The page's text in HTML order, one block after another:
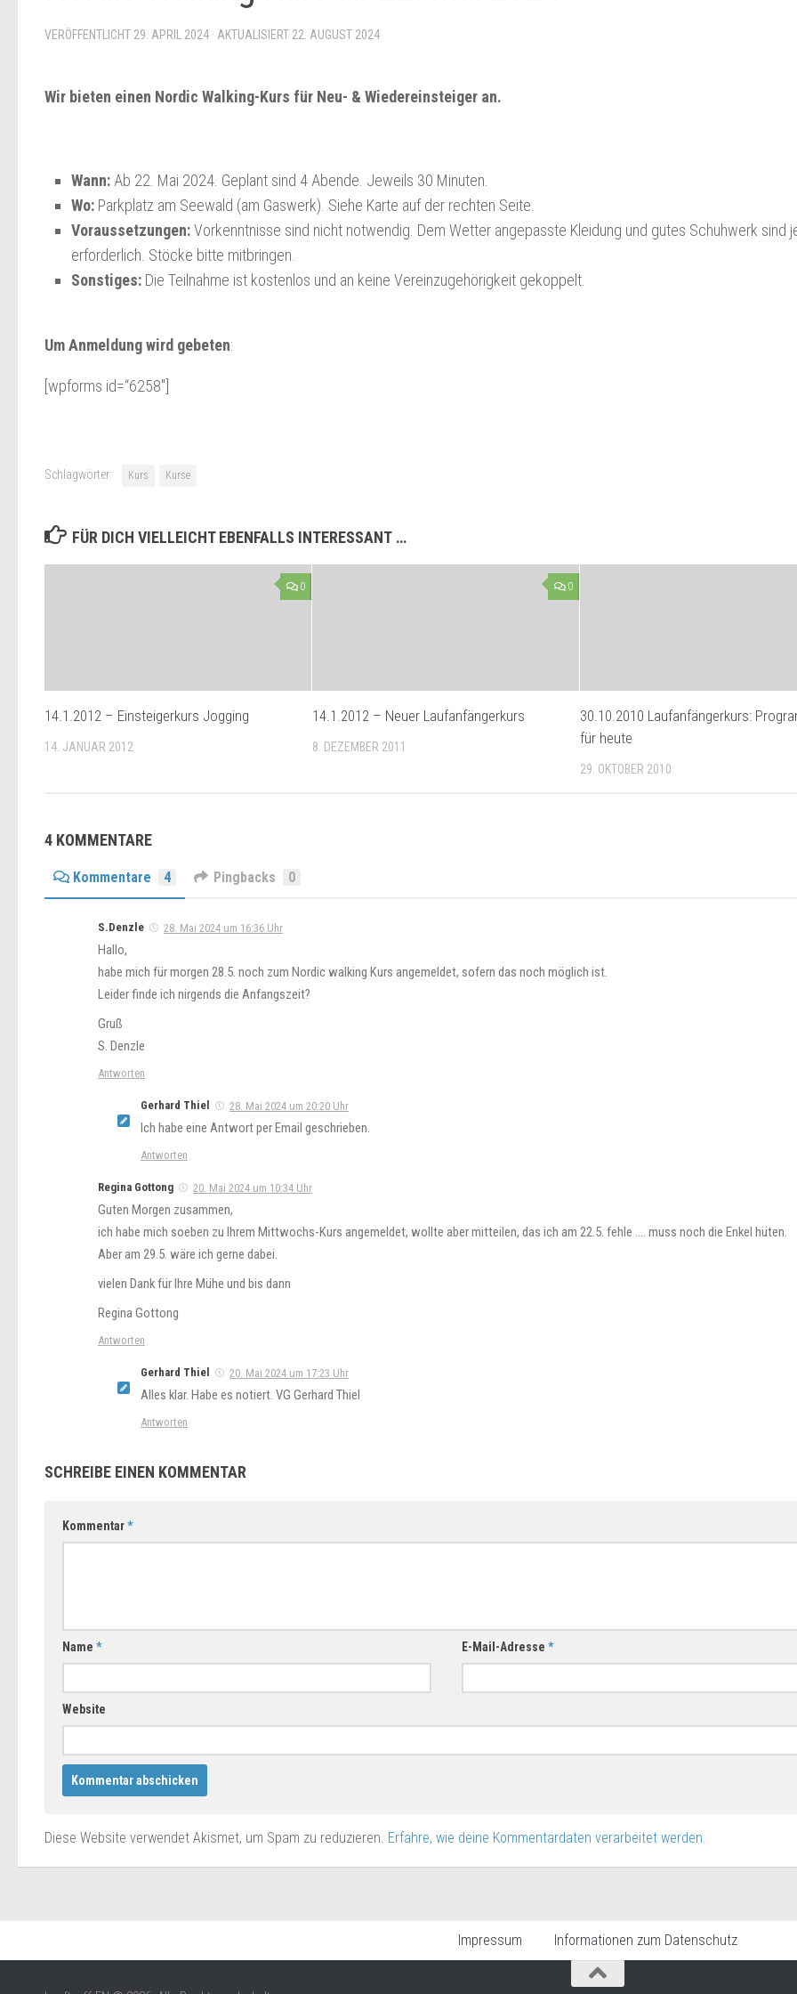
VERÖFFENTLICHT 29. APRIL 2024 · AKTUALISIERT 22. AUGUST 2024
Wir bieten einen Nordic Walking-Kurs für Neu- & Wiedereinsteiger an.
Wann:Ab 22. Mai 2024. Geplant sind 4 Abende. Jeweils 30 Minuten.
Wo: Parkplatz am Seewald (am Gaswerk). Siehe Karte auf der rechten Seite.
Voraussetzungen:Vorkenntnisse sind nicht notwendig. Dem Wetter angepasste Kleidung und gutes Schuhwerk sind
erforderlich. Stöcke bitte mitbringen.
Sonstiges: Die Teilnahme ist kostenlos und an keine Vereinzugehörigkeit gekoppelt.
Um Anmeldung wird gebeten:
[wpforms id=“6258″]
Schlagwörter: Kurs Kurse
FÜR DICH VIELLEICHT EBENFALLS INTERESSANT …
0
14.1.2012 – Einsteigerkurs Jogging
14. JANUAR 2012
0
14.1.2012 – Neuer Laufanfängerkurs
8. DEZEMBER 2011
30.10.2010 Laufanfängerkurs:
für heute
29. OKTOBER 2010
4 KOMMENTARE
Kommentare 4 Pingbacks 0
S.Denzle 28. Mai 2024 um 16:36 Uhr
Hallo,
habe mich für morgen 28.5. noch zum Nordic walking Kurs angemeldet, sofern das noch möglich ist.
Leider finde ich nirgends die Anfangszeit?
Gruß
S. Denzle
Antworten
Gerhard Thiel 28. Mai 2024 um 20:20 Uhr
Ich habe eine Antwort per Email geschrieben.
Antworten
Regina Gottong 20. Mai 2024 um 10:34 Uhr
Guten Morgen zusammen,
ich habe mich soeben zu Ihrem Mittwochs-Kurs angemeldet, wollte aber mitteilen, das ich am 22.5. fehle …. muss noch die Enkel hüten.
Aber am 29.5. wäre ich gerne dabei.
vielen Dank für Ihre Mühe und bis dann
Regina Gottong
Antworten
Gerhard Thiel 20. Mai 2024 um 17:23 Uhr
Alles klar. Habe es notiert. VG Gerhard Thiel
Antworten
SCHREIBE EINEN KOMMENTAR
Kommentar*
Name * E-Mail-Adresse*
Website
Diese Website verwendet Akismet, um Spam zu reduzieren. Erfahre, wie deine Kommentardaten verarbeitet werden.
Impressum Informationen zum Datenschutz